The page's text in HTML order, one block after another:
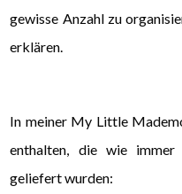
gewisse Anzahl zu
erklären.
In meiner My Little
enthalten, die wie immer
geliefert wurden: